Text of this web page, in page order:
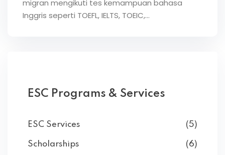
migran mengikuti tes kemampuan bahasa
Inggris seperti TOEFL, IELTS, TOEIC,…
ESC Programs & Services
ESC Services (5)
Scholarships (6)